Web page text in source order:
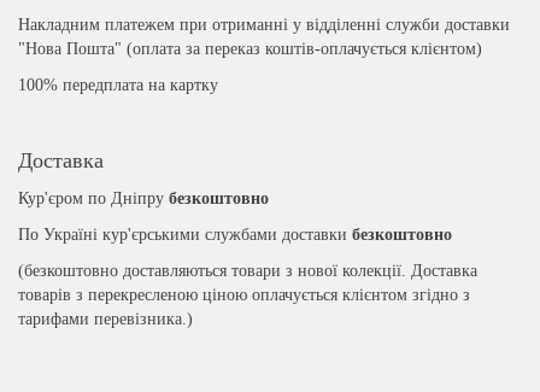
Накладним платежем при отриманні у відділенні служби доставки
"Нова Пошта" (оплата за переказ коштів-оплачується клієнтом)
100% передплата на картку
Доставка
Кур'єром по Дніпру безкоштовно
По Україні кур'єрськими службами доставки безкоштовно
(безкоштовно доставляються товари з нової колекції. Доставка
товарів з перекресленою ціною оплачується клієнтом згідно з
тарифами перевізника.)